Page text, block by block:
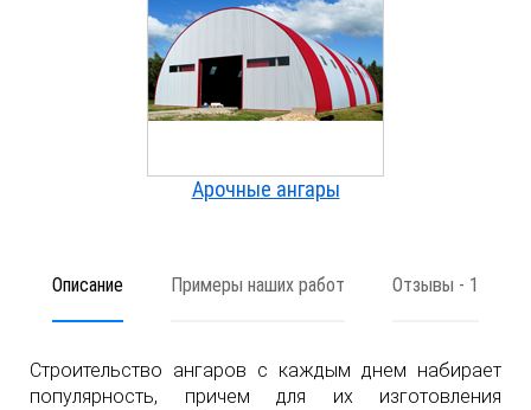
Арочные ангары
Описание Примеры наших работ Отзывы - 1
Строительство ангаров с каждым днем набирает
популярность, причем для их изготовления